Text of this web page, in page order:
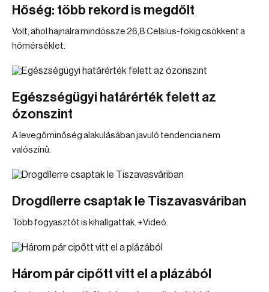
Hőség: több rekord is megdőlt
Volt, ahol hajnalra mindössze 26,8 Celsius-fokig csökkent a
hőmérséklet.
Egészségügyi határérték felett az
ózonszint
A levegőminőség alakulásában javuló tendencia nem
valószínű.
Drogdílerre csaptak le Tiszavasváriban
Több fogyasztót is kihallgattak. +Videó.
Három pár cipőtt vitt el a plázából